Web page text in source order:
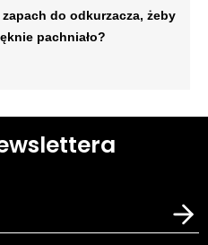
do odkurzacza, żeby
pachniało?